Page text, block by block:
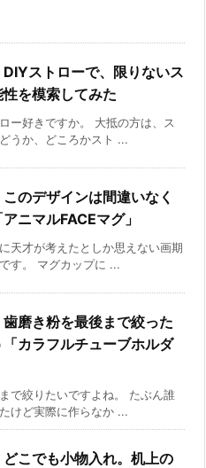
DIYストローで、限りないス
性を模索してみた
ー好きですか。 大抵の方は、ス
うか、どころかスト ...
このデザインは間違いなく
ニマルFACEマグ」
天才が考えたとしか思えない画期
す。 マグカップに ...
歯磨き粉を最後まで絞った
「カラフルチューブホルダ
で絞りたいですよね。 たぶん誰
けど実際に作らなか ...
どこでも小物入れ。机上の